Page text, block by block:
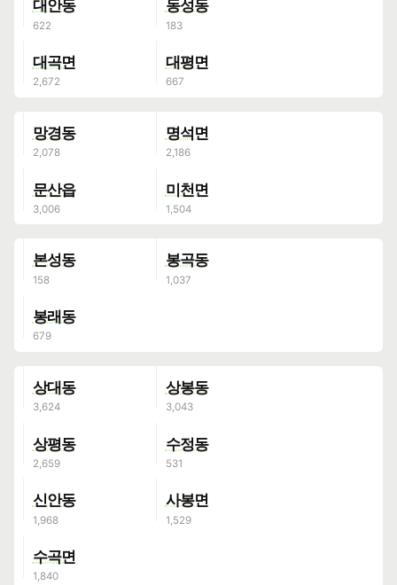
대안동 동성동
대곡면 대평면
망경동 명석면
문산읍 미천면
본성동 봉곡동
봉래동
상대동 상봉동
상평동 수정동
신안동 사봉면
수곡면